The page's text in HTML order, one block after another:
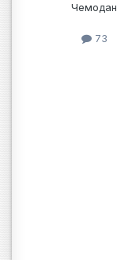
Чемодан
73